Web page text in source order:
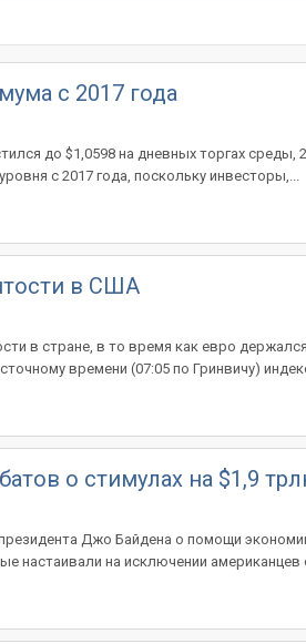
с 2017 года
до $1,0598 на дневных торгах
с 2017 года, поскольку инвесторы,...
в США
в стране, в то время как евро
времени (07:05 по Гринвичу)
о стимулах на $1,9
Джо Байдена о помощи
настаивали на исключении